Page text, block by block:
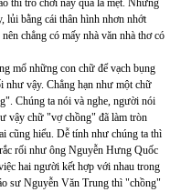
thì trò chơi này quả là mệt. Những
lủi bằng cái thân hình nhơn nhớt
chẳng có mấy nhà văn nhà thơ có
mổ những con chữ để vạch bụng
như vậy. Chẳng hạn như một chữ
Chúng ta nói và nghe, người nói
vậy chữ "vợ chồng" đã làm tròn
cũng hiểu. Dễ tính như chúng ta thì
rối như ông Nguyễn Hưng Quốc
hai người kết hợp với nhau trong
sư Nguyễn Văn Trung thì "chồng"